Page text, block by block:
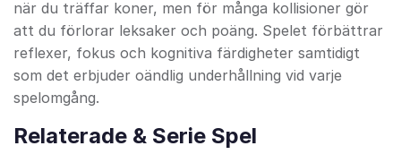
när du träffar koner, men för många kollisioner gör
att du förlorar leksaker och poäng. Spelet förbättrar
reflexer, fokus och kognitiva färdigheter samtidigt
som det erbjuder oändlig underhållning vid varje
spelomgång.
Relaterade & Serie Spel